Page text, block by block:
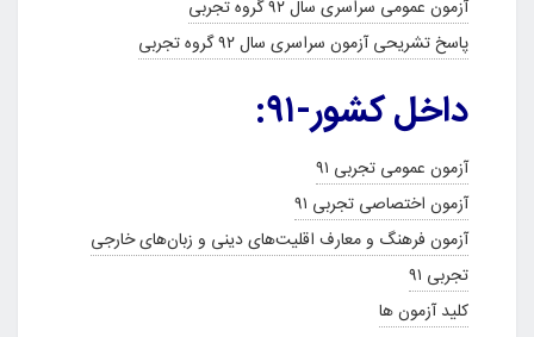
آزمون عمومی سراسری سال ٩٢ گروه تجربی
پاسخ تشریحی آزمون سراسری سال ٩٢ گروه تجربی
داخل کشور-۹۱:
آزمون عمومی تجربی ۹۱
آزمون اختصاصی تجربی ۹۱
آزمون فرهنگ و معارف اقلیت‌های دینی و زبان‌های خارجی
تجربی ۹۱
کلید آزمون ها